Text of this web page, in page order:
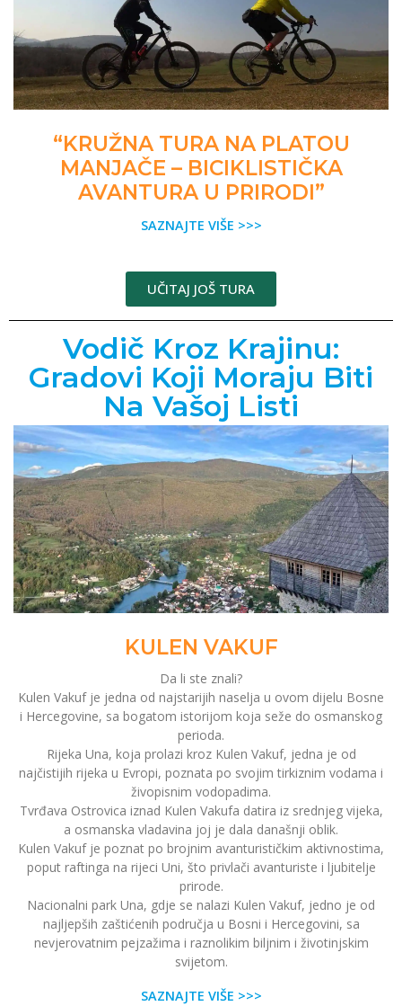
“KRUŽNA TURA NA PLATOU
MANJAČE – BICIKLISTIČKA
AVANTURA U PRIRODI”
SAZNAJTE VIŠE >>>
UČITAJ JOŠ TURA
Vodič Kroz Krajinu:
Gradovi Koji Moraju Biti
Na Vašoj Listi
KULEN VAKUF
Da li ste znali?
Kulen Vakuf je jedna od najstarijih naselja u ovom dijelu Bosne
i Hercegovine, sa bogatom istorijom koja seže do osmanskog
perioda.
Rijeka Una, koja prolazi kroz Kulen Vakuf, jedna je od
najčistijih rijeka u Evropi, poznata po svojim tirkiznim vodama i
živopisnim vodopadima.
Tvrđava Ostrovica iznad Kulen Vakufa datira iz srednjeg vijeka,
a osmanska vladavina joj je dala današnji oblik.
Kulen Vakuf je poznat po brojnim avanturističkim aktivnostima,
poput raftinga na rijeci Uni, što privlači avanturiste i ljubitelje
prirode.
Nacionalni park Una, gdje se nalazi Kulen Vakuf, jedno je od
najljepših zaštićenih područja u Bosni i Hercegovini, sa
nevjerovatnim pejzažima i raznolikim biljnim i životinjskim
svijetom.
SAZNAJTE VIŠE >>>